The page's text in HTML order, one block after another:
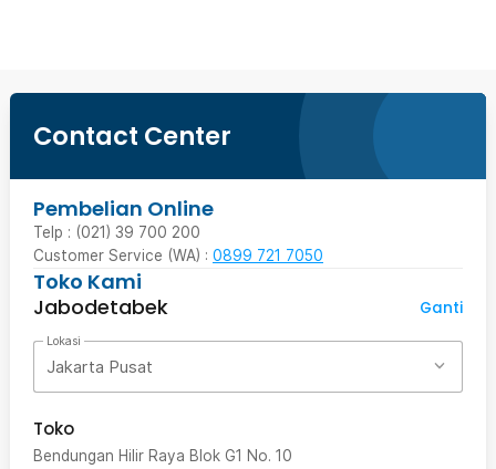
Contact Center
Pembelian Online
Telp : (021) 39 700 200
Customer Service (WA) : 0899 721 7050
Toko Kami
Jabodetabek
Ganti
Lokasi
Jakarta Pusat
Toko
Bendungan Hilir Raya Blok G1 No. 10